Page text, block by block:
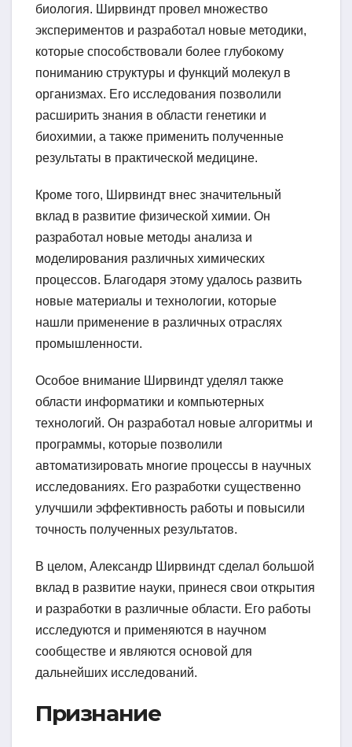
биология. Ширвиндт провел множество
экспериментов и разработал новые методики,
которые способствовали более глубокому
пониманию структуры и функций молекул в
организмах. Его исследования позволили
расширить знания в области генетики и
биохимии, а также применить полученные
результаты в практической медицине.
Кроме того, Ширвиндт внес значительный
вклад в развитие физической химии. Он
разработал новые методы анализа и
моделирования различных химических
процессов. Благодаря этому удалось развить
новые материалы и технологии, которые
нашли применение в различных отраслях
промышленности.
Особое внимание Ширвиндт уделял также
области информатики и компьютерных
технологий. Он разработал новые алгоритмы и
программы, которые позволили
автоматизировать многие процессы в научных
исследованиях. Его разработки существенно
улучшили эффективность работы и повысили
точность полученных результатов.
В целом, Александр Ширвиндт сделал большой
вклад в развитие науки, принеся свои открытия
и разработки в различные области. Его работы
исследуются и применяются в научном
сообществе и являются основой для
дальнейших исследований.
Признание